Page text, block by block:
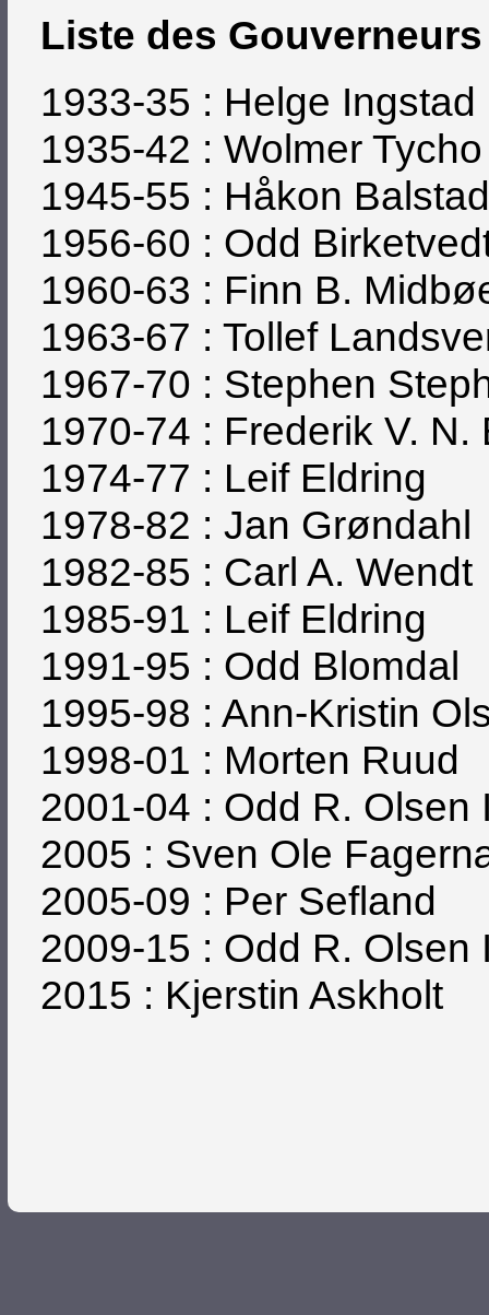
Liste des
1933-35 : Helge Ingstad
1935-42 : Wolmer
1945-55 : Håkon Balstad
1956-60 : Odd
1960-63 : Finn B.
1963-67 : Tollef
1967-70 : Stephen
1970-74 : Frederik V. N.
1974-77 : Leif Eldring
1978-82 : Jan Grøndahl
1982-85 : Carl A. Wendt
1985-91 : Leif Eldring
1991-95 : Odd Blomdal
1995-98 : Ann-Kristin
1998-01 : Morten Ruud
2001-04 : Odd R. Olsen
2005 : Sven Ole
2005-09 : Per Sefland
2009-15 : Odd R. Olsen
2015 : Kjerstin Askholt